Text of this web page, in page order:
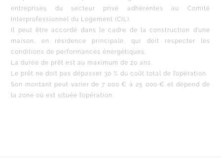
entreprises du secteur privé adhérentes au Comité
Interprofessionnel du Logement (CIL).
Il peut être accordé dans le cadre de la construction d’une
maison, en résidence principale, qui doit respecter les
conditions de performances énergétiques.
La durée de prêt est au maximum de 20 ans.
Le prêt ne doit pas dépasser 30 % du coût total de l’opération.
Son montant peut varier de 7 000 € à 25 000 € et dépend de
la zone où est située l’opération.